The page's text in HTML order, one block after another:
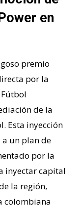
en
premio
por la
de la
Esta inyección
a un plan de
por la
inyectar capital
la región,
colombiana